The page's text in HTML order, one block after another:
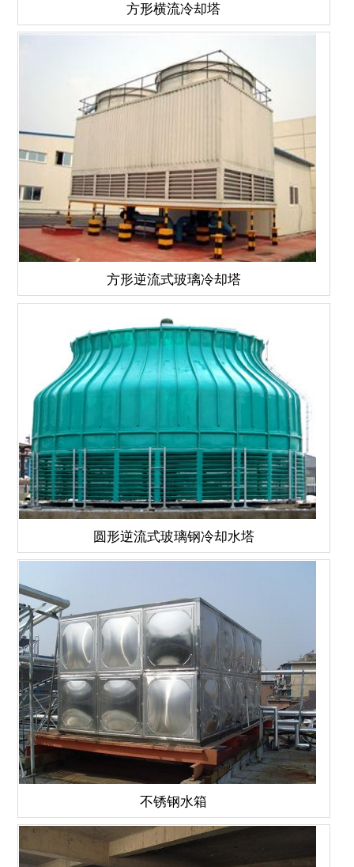
方形横流冷却塔
方形逆流式玻璃冷却塔
圆形逆流式玻璃钢冷却水塔
不锈钢水箱